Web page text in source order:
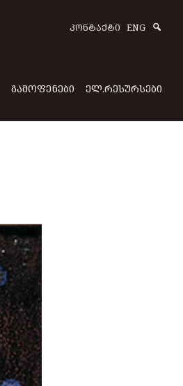
ᲙᲝᲜᲢᲐᲥᲢᲘ ENG
ᲒᲐᲛᲝᲤᲔᲜᲔᲑᲘ ᲔᲚ.ᲠᲔᲡᲣᲠᲡᲔᲑᲘ